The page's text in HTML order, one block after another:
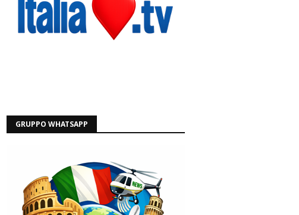
GRUPPO WHATSAPP